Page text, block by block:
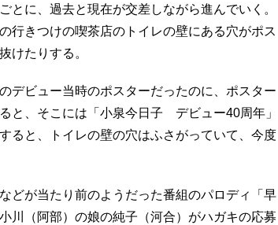
に、過去と現在が交差しながら進んでいく。
行きつけの喫茶店のトイレの壁にある穴がポス
けたりする。
デビュー当時のポスターだったのに、ポスター
と、そこには「小泉今日子 デビュー40周年」
ると、トイレの壁の穴はふさがっていて、今度
どが当たり前のようだった番組のパロディ「早
川（阿部）の娘の純子（河合）がハガキの応募